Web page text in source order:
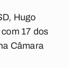
Hugo
17 dos
Câmara